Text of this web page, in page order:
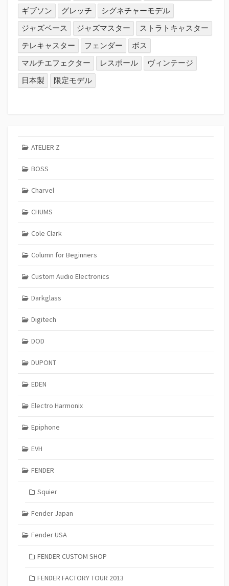
ギブソン
グレッチ
シグネチャーモデル
ジャズベース
ジャズマスター
ストラトキャスター
テレキャスター
フェンダー
ボス
マルチエフェクター
レスポール
ヴィンテージ
日本製
限定モデル
ATELIER Z
BOSS
Charvel
CHUMS
Cole Clark
Column for Beginners
Custom Audio Electronics
Darkglass
Digitech
DOD
DUPONT
EDEN
Electro Harmonix
Epiphone
EVH
FENDER
Squier
Fender Japan
Fender USA
FENDER CUSTOM SHOP
FENDER FACTORY TOUR 2013